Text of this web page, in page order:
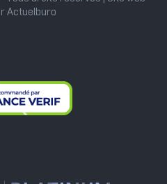
Actuelburo